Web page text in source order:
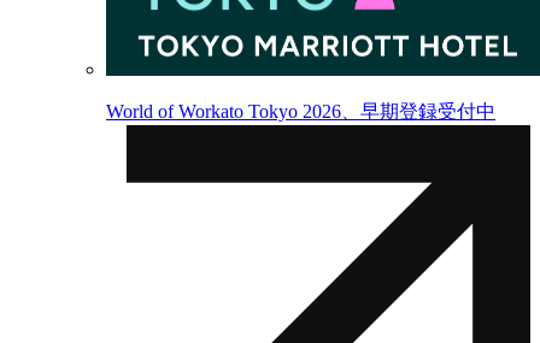
World of Workato Tokyo 2026、早期登録受付中